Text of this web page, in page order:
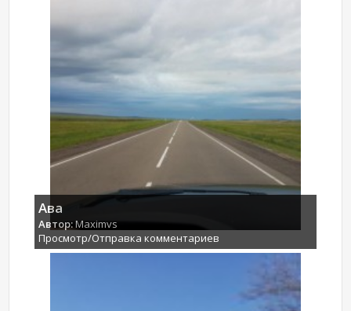
Ава
Автор: Maximvs
Просмотр/Отправка комментариев